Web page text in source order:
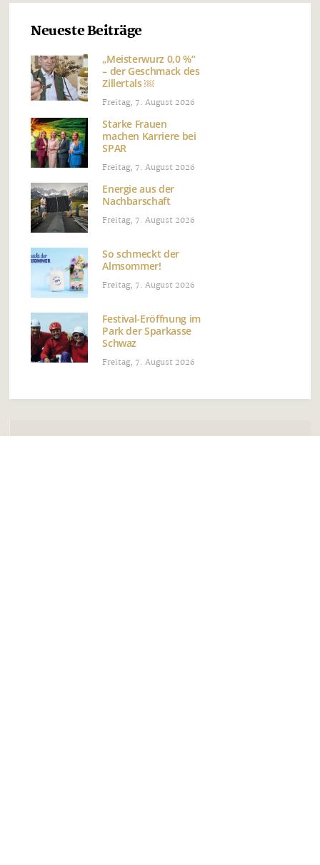
Neueste Beiträge
„Meisterwurz 0,0 %“
– der Geschmack des
Zillertals ￼
Freitag, 7. August 2026
Starke Frauen
machen Karriere bei
SPAR
Freitag, 7. August 2026
Energie aus der
Nachbarschaft
Freitag, 7. August 2026
So schmeckt der
Almsommer!
Freitag, 7. August 2026
Festival-Eröffnung im
Park der Sparkasse
Schwaz
Freitag, 7. August 2026